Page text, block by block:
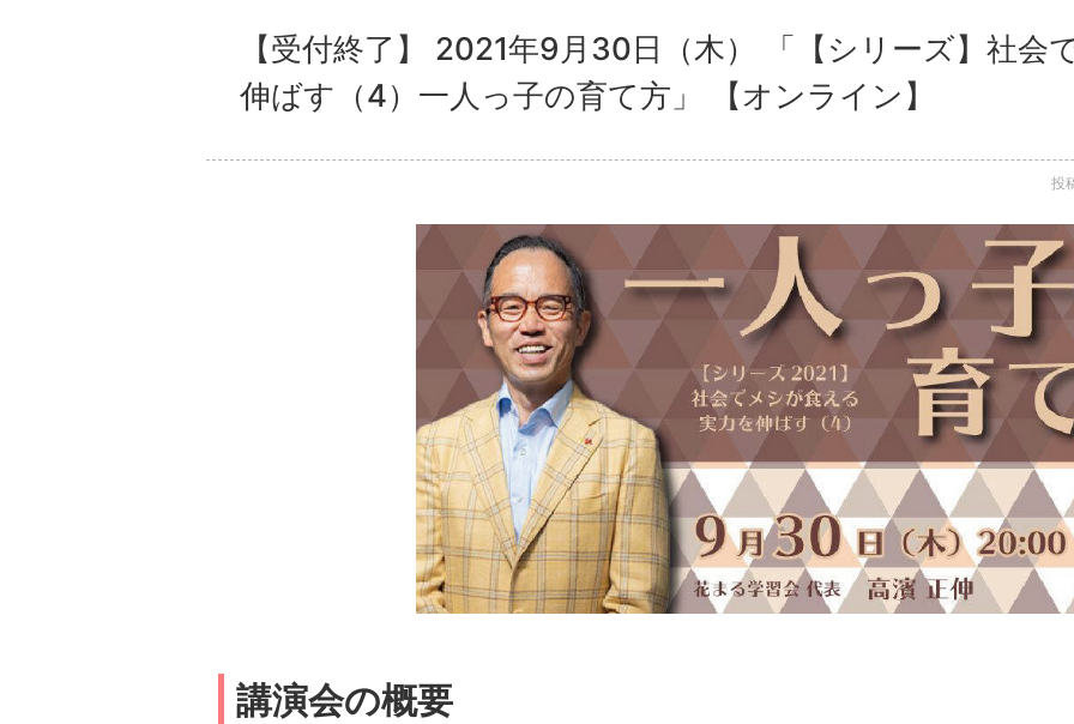
【受付終了】 2021年9月30日（木） 「【シリーズ】社会
伸ばす（4）一人っ子の育て方」 【オンライン】
投
講演会の概要